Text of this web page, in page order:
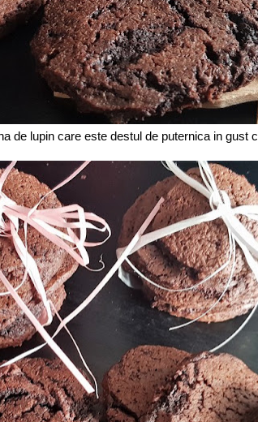
de lupin care este destul de puternica in gust